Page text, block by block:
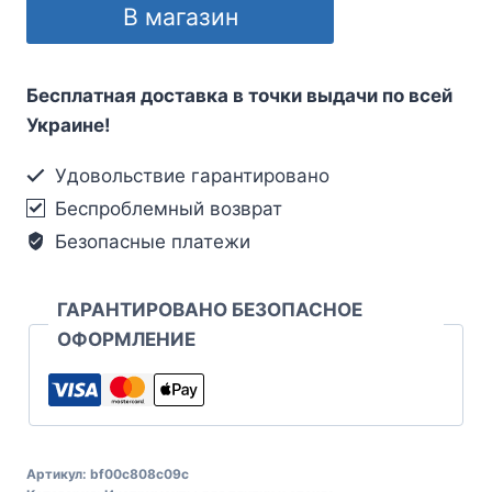
В магазин
Бесплатная доставка в точки выдачи по всей
Украине!
Удовольствие гарантировано
Беспроблемный возврат
Безопасные платежи
ГАРАНТИРОВАНО БЕЗОПАСНОЕ
ОФОРМЛЕНИЕ
Артикул: bf00c808c09c